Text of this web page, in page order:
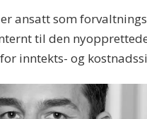
ansatt som
til den
inntekts- og